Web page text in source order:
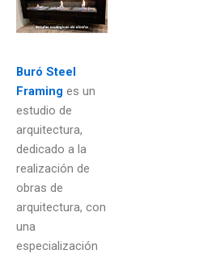
Buró Steel
Framing es un
estudio de
arquitectura,
dedicado a la
realización de
obras de
arquitectura, con
una
especialización